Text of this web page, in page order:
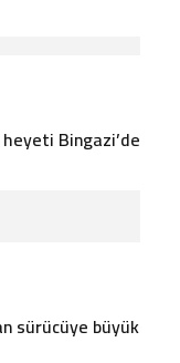
Bingazi’de
sürücüye büyük